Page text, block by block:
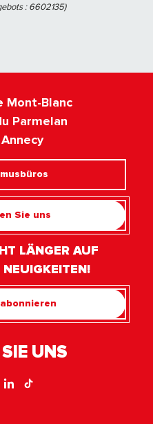
:6602135)
Mont-Blanc
Parmelan
Sie uns
LÄNGER AUF
UNS